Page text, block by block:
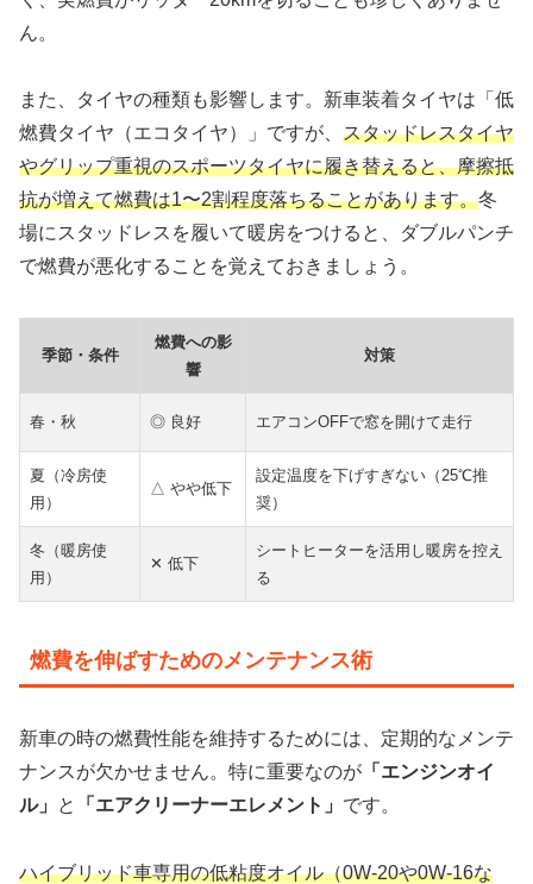
ん。
また、タイヤの種類も影響します。新車装着タイヤは「低
燃費タイヤ（エコタイヤ）」ですが、 スタッドレスタイヤ
やグリップ重視のスポーツタイヤに履き替えると、摩擦抵
抗が増えて燃費は1〜2割程度落ちることがあります。冬
場にスタッドレスを履いて暖房をつけると、ダブルパンチ
で燃費が悪化することを覚えておきましょう。
季節・条件
燃費への影
響
対策
春・秋 ◎ 良好 エアコンOFFで窓を開けて走行
夏（冷房使
用）
△ やや低下
設定温度を下げすぎない（25℃推
奨）
冬（暖房使
用）
✕ 低下
シートヒーターを活用し暖房を控え
る
燃費を伸ばすためのメンテナンス術
新車の時の燃費性能を維持するためには、定期的なメンテ
ナンスが欠かせません。特に重要なのが 「エンジンオイ
ル」
と 「エアクリーナーエレメント」 です。
ハイブリッド車専用の低粘度オイル（0W-20や0W-16な